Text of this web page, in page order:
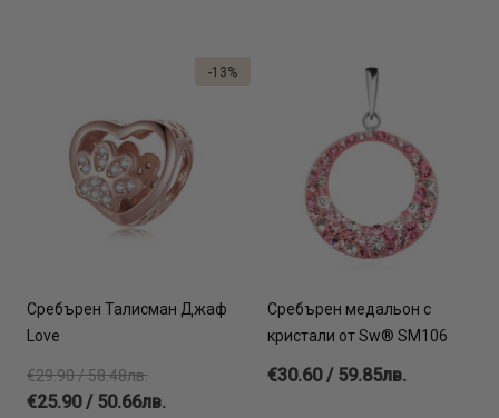
Сребърен Талисман Джаф
Love
€29.90 / 58.48лв.
€25.90 / 50.66лв.
-13%
Сребърен медальон с
кристали от Sw® SM106
€30.60 / 59.85лв.